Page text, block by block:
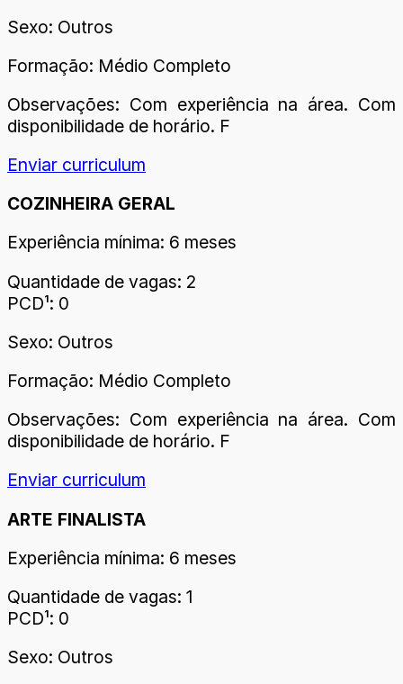
Sexo: Outros
Formação: Médio Completo
Observações: Com experiência na área. Com
disponibilidade de horário. F
Enviar curriculum
COZINHEIRA GERAL
Experiência mínima: 6 meses
Quantidade de vagas: 2
PCD¹: 0
Sexo: Outros
Formação: Médio Completo
Observações: Com experiência na área. Com
disponibilidade de horário. F
Enviar curriculum
ARTE FINALISTA
Experiência mínima: 6 meses
Quantidade de vagas: 1
PCD¹: 0
Sexo: Outros